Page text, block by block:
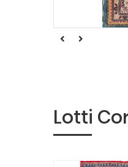
Lotti